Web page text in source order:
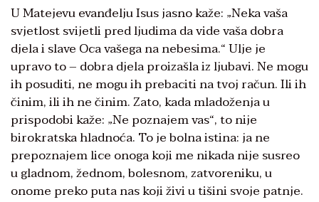
U Matejevu evanđelju Isus jasno kaže: „Neka vaša
svjetlost svijetli pred ljudima da vide vaša dobra
djela i slave Oca vašega na nebesima.“ Ulje je
upravo to – dobra djela proizašla iz ljubavi. Ne mogu
ih posuditi, ne mogu ih prebaciti na tvoj račun. Ili ih
činim, ili ih ne činim. Zato, kada mladoženja u
prispodobi kaže: „Ne poznajem vas“, to nije
birokratska hladnoća. To je bolna istina: ja ne
prepoznajem lice onoga koji me nikada nije susreo
u gladnom, žednom, bolesnom, zatvoreniku, u
onome preko puta nas koji živi u tišini svoje patnje.